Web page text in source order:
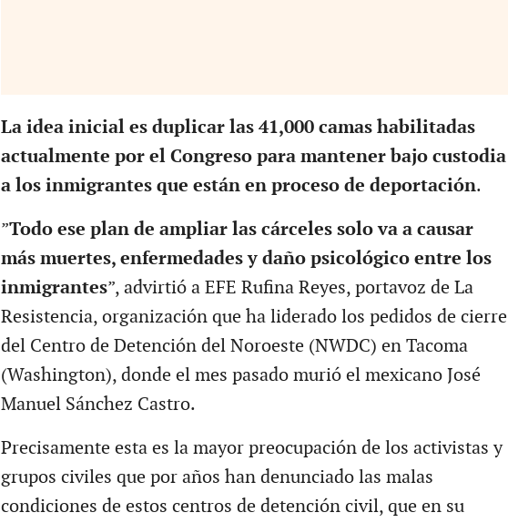
La idea inicial es duplicar las 41,000 camas habilitadas
actualmente por el Congreso para mantener bajo custodia
a los inmigrantes que están en proceso de deportación.
”Todo ese plan de ampliar las cárceles solo va a causar
más muertes, enfermedades y daño psicológico entre los
inmigrantes”, advirtió a EFE Rufina Reyes, portavoz de La
Resistencia, organización que ha liderado los pedidos de cierre
del Centro de Detención del Noroeste (NWDC) en Tacoma
(Washington), donde el mes pasado murió el mexicano José
Manuel Sánchez Castro.
Precisamente esta es la mayor preocupación de los activistas y
grupos civiles que por años han denunciado las malas
condiciones de estos centros de detención civil, que en su